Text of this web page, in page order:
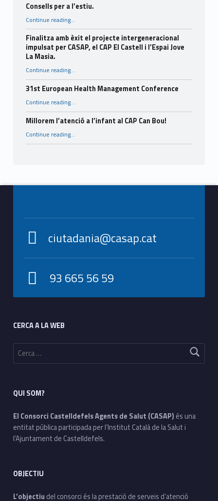
Consells per a l’estiu.
Continue reading…
Finalitza amb èxit el projecte intergeneracional
impulsat per CASAP, el CAP El Castell i l’Espai Jove
La Masia.
Continue reading“Finalitza amb èxit el projecte intergeneracional impulsat per CASAP, el CAP El Castell i l’Espai Jove La Masia.”
…
31st European Health Management Conference
Continue reading“31st European Health Management Conference”
…
Millorem l’atenció a l’infant al CAP Can Bou!
Continue reading“Millorem l’atenció a l’infant al CAP Can Bou!”
…
Footer info sidebar
ciutadania@casap.cat
93 665 56 59
CERCA A LA WEB
Cerca:
QUI SOM?
El Consorci Castelldefels Agents de Salut (CASAP) és una
entitat pública participada per l’Institut Català de la Salut i
l’Ajuntament de Castelldefels.
OBJECTIU
L’objectiu del consorci és la prestació de serveis d’atenció